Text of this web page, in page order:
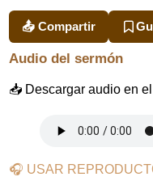
📤 Compartir
Audio del sermón
📥 Descargar audio en
🎧 USAR